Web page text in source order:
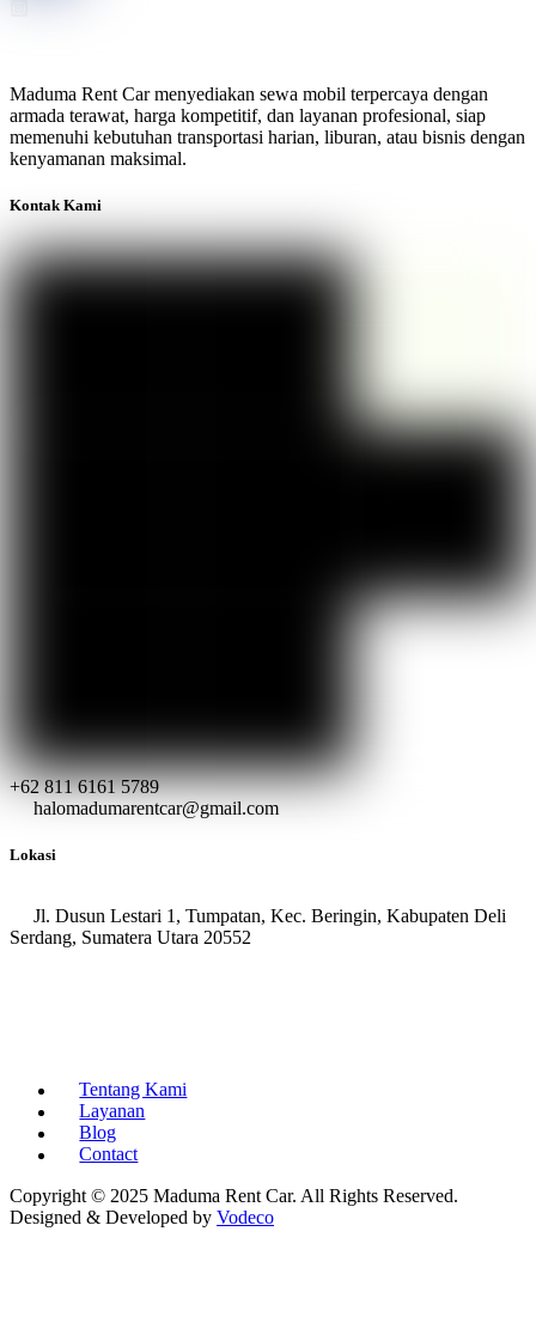
Maduma Rent Car menyediakan sewa mobil terpercaya dengan
armada terawat, harga kompetitif, dan layanan profesional, siap
memenuhi kebutuhan transportasi harian, liburan, atau bisnis dengan
kenyamanan maksimal.
Kontak Kami
+62 811 6161 5789
halomadumarentcar@gmail.com
Lokasi
Jl. Dusun Lestari 1, Tumpatan, Kec. Beringin, Kabupaten Deli
Serdang, Sumatera Utara 20552
Tentang Kami
Layanan
Blog
Contact
Copyright © 2025 Maduma Rent Car. All Rights Reserved.
Designed & Developed by Vodeco